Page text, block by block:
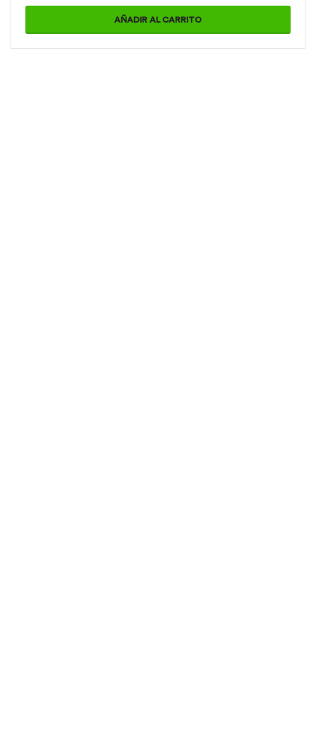
AÑADIR AL CARRITO